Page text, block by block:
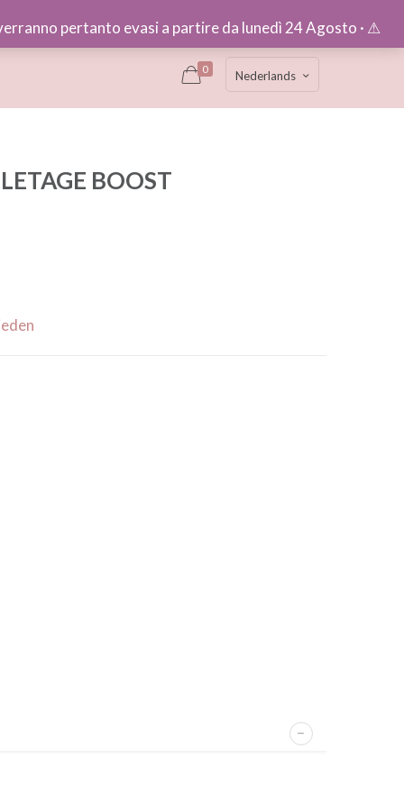
0 Nederlands
BOOST
pertanto evasi a partire da lunedì 24 Agosto · ⚠︎